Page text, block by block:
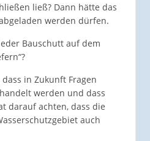
ließ? Dann hätte das
werden dürfen.
Bauschutt auf dem
in Zukunft Fragen
werden und dass
darauf achten, dass die
auch